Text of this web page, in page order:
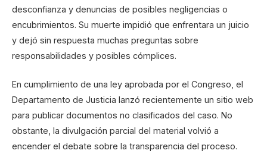
desconfianza y denuncias de posibles negligencias o
encubrimientos. Su muerte impidió que enfrentara un juicio
y dejó sin respuesta muchas preguntas sobre
responsabilidades y posibles cómplices.
En cumplimiento de una ley aprobada por el Congreso, el
Departamento de Justicia lanzó recientemente un sitio web
para publicar documentos no clasificados del caso. No
obstante, la divulgación parcial del material volvió a
encender el debate sobre la transparencia del proceso.